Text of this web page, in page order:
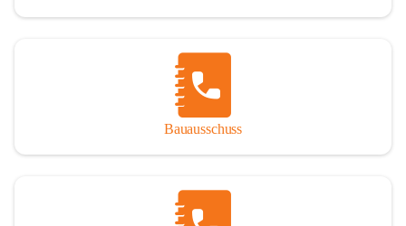
Bauausschuss